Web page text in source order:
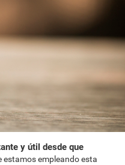
y útil desde que
estamos empleando esta